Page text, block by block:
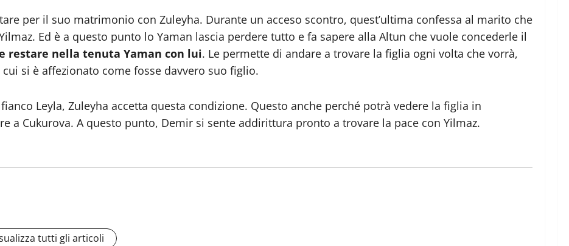
per il suo matrimonio con Zuleyha. Durante un acceso scontro, quest’ultima confessa al marito che
Ed è a questo punto lo Yaman lascia perdere tutto e fa sapere alla Altun che vuole concederle il
restare nella tenuta Yaman con lui. Le permette di andare a trovare la figlia ogni volta che vorrà,
si è affezionato come fosse davvero suo figlio.
Leyla, Zuleyha accetta questa condizione. Questo anche perché potrà vedere la figlia in
a Cukurova. A questo punto, Demir si sente addirittura pronto a trovare la pace con Yilmaz.
tutti gli articoli